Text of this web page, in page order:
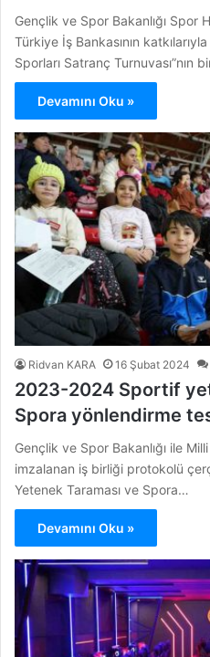
Gençlik ve Spor Bakanlığı Spor
Türkiye İş Bankasının
Sporları Satranç Turnuvası”nın
Devamını Oku »
Ridvan KARA 16 Şubat 2024
2023-2024 Sportif
Spora yönlendirme
Gençlik ve Spor Bakanlığı ile
imzalanan iş birliği protokolü
Yetenek Taraması ve Spora…
Devamını Oku »